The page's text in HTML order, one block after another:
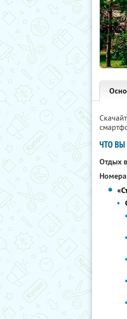
ЧТО ВЫ
Отдых
Номера